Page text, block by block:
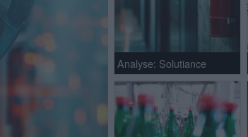
Analyse: Solutiance